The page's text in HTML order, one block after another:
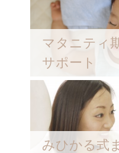
マタニティ
サポート
みひかる式